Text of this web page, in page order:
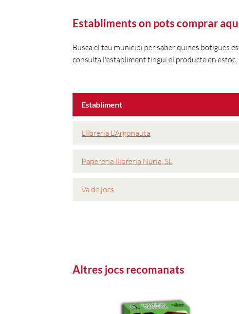
Establiments on pots comprar
Busca el teu municipi per saber quines botigues
consulta l'establiment tingui el producte en estoc.
Establiment
Llibreria L'Argonauta
Papereria llibreria Núria, SL
Va de jocs
Altres jocs recomanats